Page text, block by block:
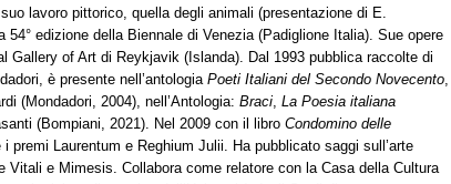
lavoro pittorico, quella degli animali (presentazione di E.
54° edizione della Biennale di Venezia (Padiglione Italia). Sue opere
Gallery of Art di Reykjavik (Islanda). Dal 1993 pubblica raccolte di
è presente nell’antologia Poeti Italiani del Secondo Novecento
(Mondadori, 2004), nell’Antologia: Braci La Poesia italiana
(Bompiani, 2021). Nel 2009 con il libro Condomino delle
premi Laurentum e Reghium Julii. Ha pubblicato saggi sull’arte
Vitali e Mimesis. Collabora come relatore con la Casa della Cultura